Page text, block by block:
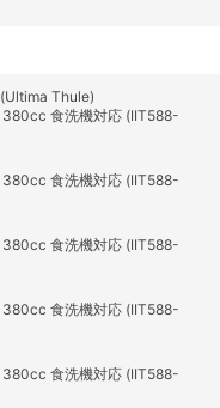
Thule)
380cc 食洗機対応 (IIT588-
380cc 食洗機対応 (IIT588-
380cc 食洗機対応 (IIT588-
380cc 食洗機対応 (IIT588-
380cc 食洗機対応 (IIT588-